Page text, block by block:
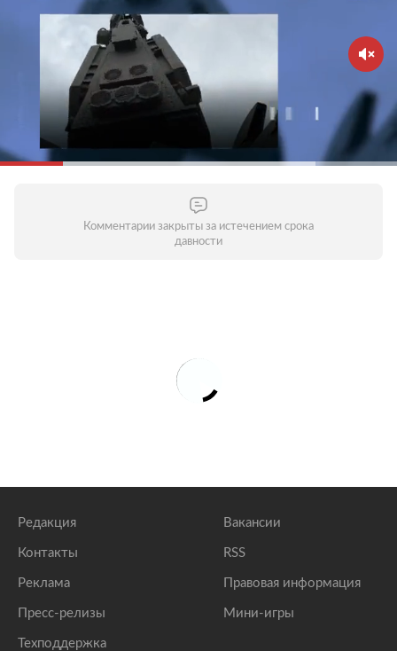
Комментарии закрыты за истечением срока
давности
Редакция
Контакты
Реклама
Пресс-релизы
Техподдержка
Вакансии
RSS
Правовая информация
Мини-игры